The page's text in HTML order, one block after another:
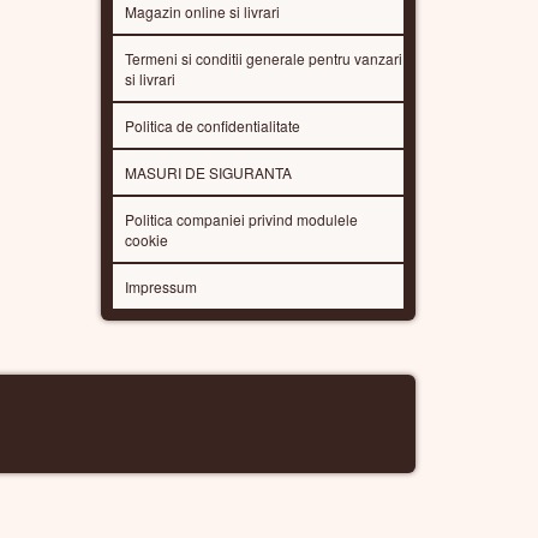
Magazin online si livrari
Termeni si conditii generale pentru vanzari
si livrari
Politica de confidentialitate
MASURI DE SIGURANTA
Politica companiei privind modulele
cookie
Impressum